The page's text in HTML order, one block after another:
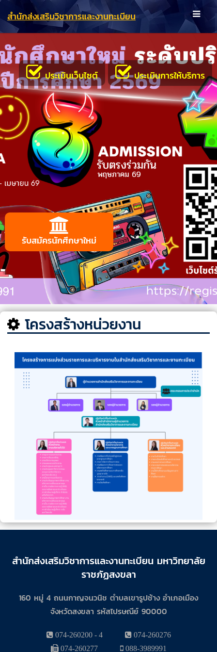
สำนักส่งเสริมวิชาการและงานทะเบียน
รับสมัครนักศึกษาใหม่
ประเมินเว็บไซต์ ประเมินการให้บริการ
โครงสร้างหน่วยงาน
สำนักส่งเสริมวิชาการและงานทะเบียน มหาวิทยาลัย
ราชภัฏสงขลา
160 หมู่ 4 ถนนกาญจนวนิช ตำบลเขารูปช้าง อำเภอเมือง
จังหวัดสงขลา รหัสไปรษณีย์ 90000
074-260200 - 4
074-260276
074-260277
088-3989991